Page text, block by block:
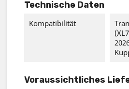
Technische Daten
Kompatibilität
Voraussichtliches